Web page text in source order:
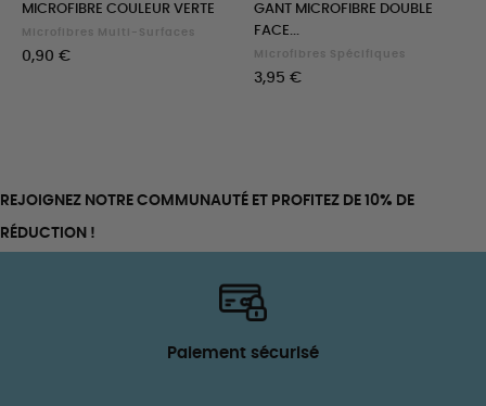
MICROFIBRE COULEUR VERTE
Microfibres Multi-Surfaces
Prix
0,90 €
GANT MICROFIBRE DOUBLE
FACE...
Microfibres Spécifiques
Prix
3,95 €
REJOIGNEZ NOTRE COMMUNAUTÉ ET PROFITEZ DE 10% DE
RÉDUCTION !
Paiement sécurisé